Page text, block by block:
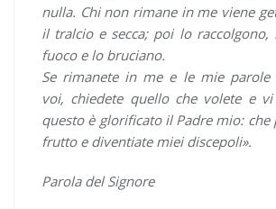
nulla. Chi non rimane in me viene
il tralcio e secca; poi lo raccolgono,
fuoco e lo bruciano.
Se rimanete in me e le mie parole
voi, chiedete quello che volete e
questo è glorificato il Padre mio:
frutto e diventiate miei discepoli».
Parola del Signore